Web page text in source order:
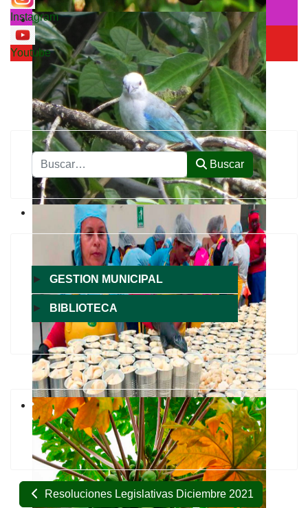
Instagram
Youtube
Buscar Buscar
► GESTION MUNICIPAL
► BIBLIOTECA
Resoluciones Legislativas Diciembre 2021